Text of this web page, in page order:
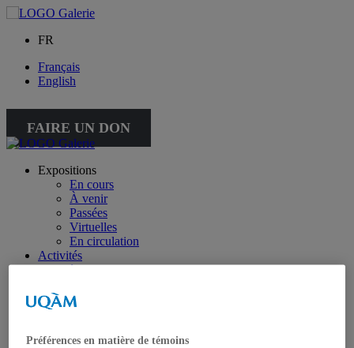
FR
Français
English
FAIRE UN DON
Expositions
En cours
À venir
Passées
Virtuelles
En circulation
Activités
Offre éducative
Collection
À propos de la petite collection
Préférences en matière de témoins